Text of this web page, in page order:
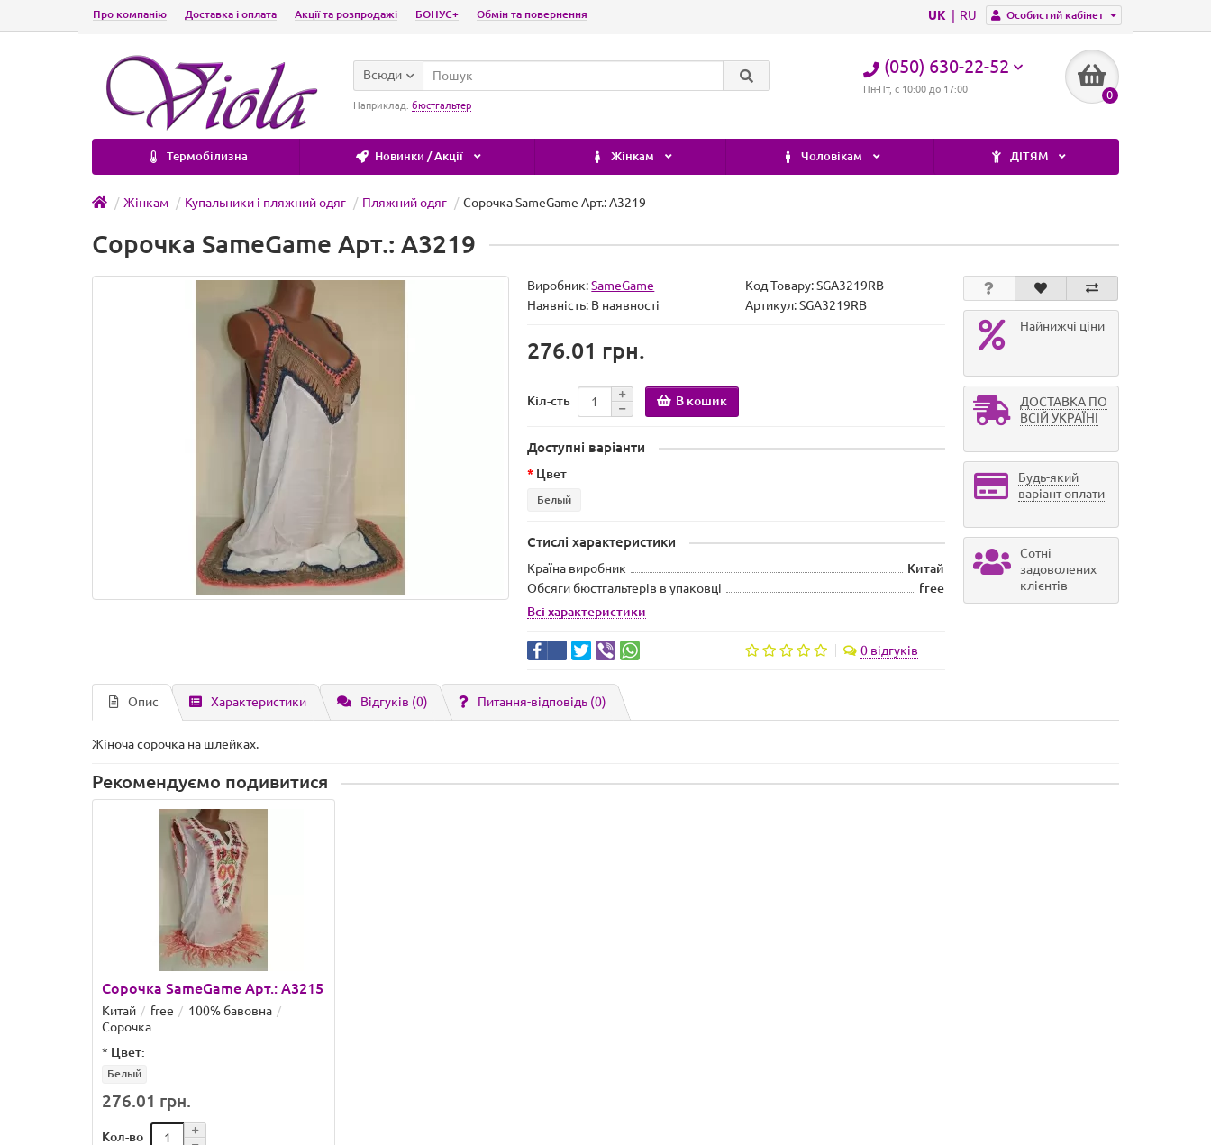
Особистий кабінет
UK RU
Про компанію Доставка і оплата Акції та розпродажі БОНУС+ Обмін та повернення
(050) 630-22-52
Пн-Пт, с 10:00 до 17:00 0
Всюди
Наприклад: бюстгальтер
Термобілизна Новинки / Акції Жінкам Чоловікам ДІТЯМ
Жінкам Купальники і пляжний одяг Пляжний одяг Сорочка SameGame Арт.: A3219
Сорочка SameGame Арт.: A3219
Виробник:SameGame Код Товару:SGA3219RB
Наявність: В наявності Артикул: SGA3219RB
276.01 грн.
Кіл-сть В кошик
Доступні варіанти
Цвет
Белый
Стислі характеристики
Країна виробник
Китай
Обсяги бюстгальтерів в упаковці
free
Всі характеристики
0 відгуків
Найнижчі ціни
ДОСТАВКА ПО
ВСІЙ УКРАЇНІ
Будь-який
варіант оплати
Сотні
задоволених
клієнтів
Опис Характеристики Відгуків (0) Питання-відповідь (0)
Жіноча сорочка на шлейках.
Рекомендуємо подивитися
Сорочка SameGame Арт.: A3215
Китай free
100% бавовна
Сорочка
* Цвет:
Белый
276.01 грн.
Кол-во